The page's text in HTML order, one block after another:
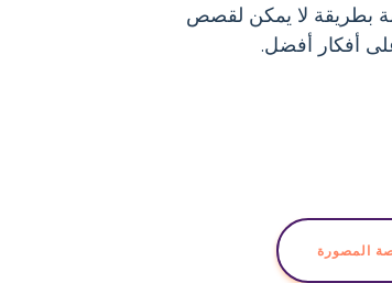
بطريقة لا يمكن لقصص
أفكار أفضل.
المصورة